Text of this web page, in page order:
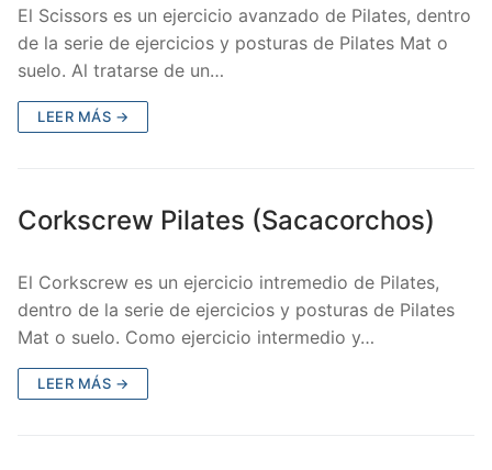
El Scissors es un ejercicio avanzado de Pilates, dentro
de la serie de ejercicios y posturas de Pilates Mat o
suelo. Al tratarse de un…
LEER MÁS →
Corkscrew Pilates (Sacacorchos)
El Corkscrew es un ejercicio intremedio de Pilates,
dentro de la serie de ejercicios y posturas de Pilates
Mat o suelo. Como ejercicio intermedio y…
LEER MÁS →